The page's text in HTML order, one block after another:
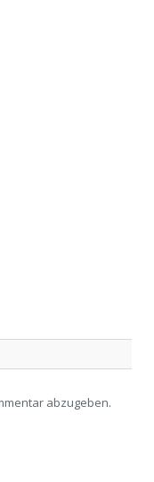
abzugeben.